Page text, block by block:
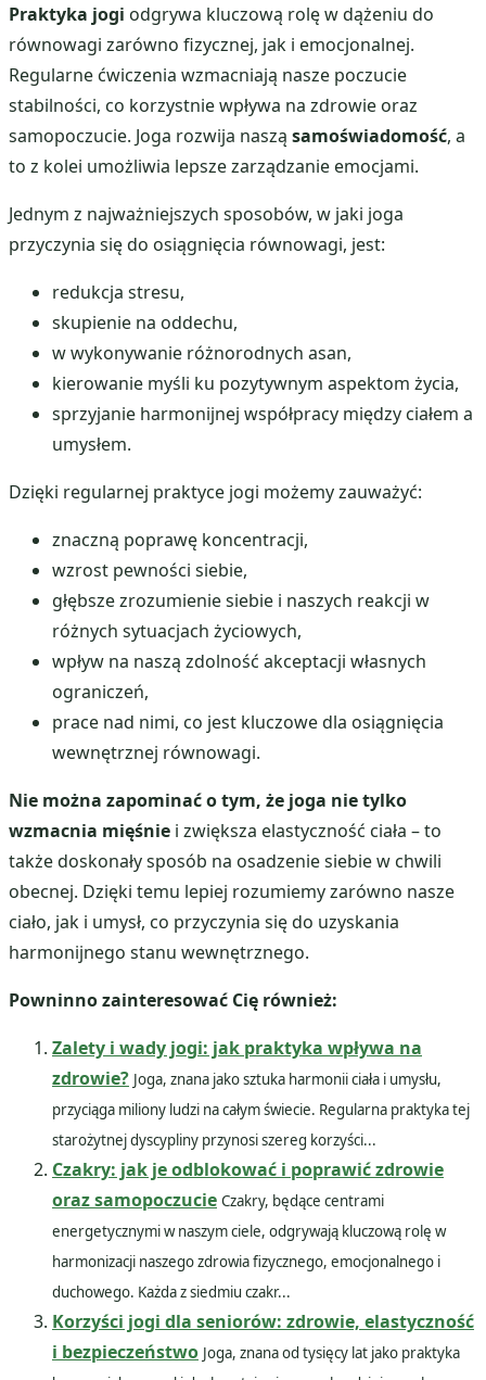
Praktyka jogi odgrywa kluczową rolę w dążeniu do
równowagi zarówno fizycznej, jak i emocjonalnej.
Regularne ćwiczenia wzmacniają nasze poczucie
stabilności, co korzystnie wpływa na zdrowie oraz
samopoczucie. Joga rozwija naszą samoświadomość, a
to z kolei umożliwia lepsze zarządzanie emocjami.
Jednym z najważniejszych sposobów, w jaki joga
przyczynia się do osiągnięcia równowagi, jest:
redukcja stresu,
skupienie na oddechu,
w wykonywanie różnorodnych asan,
kierowanie myśli ku pozytywnym aspektom życia,
sprzyjanie harmonijnej współpracy między ciałem a
umysłem.
Dzięki regularnej praktyce jogi możemy zauważyć:
znaczną poprawę koncentracji,
wzrost pewności siebie,
głębsze zrozumienie siebie i naszych reakcji w
różnych sytuacjach życiowych,
wpływ na naszą zdolność akceptacji własnych
ograniczeń,
prace nad nimi, co jest kluczowe dla osiągnięcia
wewnętrznej równowagi.
Nie można zapominać o tym, że joga nie tylko
wzmacnia mięśnie i zwiększa elastyczność ciała – to
także doskonały sposób na osadzenie siebie w chwili
obecnej. Dzięki temu lepiej rozumiemy zarówno nasze
ciało, jak i umysł, co przyczynia się do uzyskania
harmonijnego stanu wewnętrznego.
Powninno zainteresować Cię również:
Zalety i wady jogi: jak praktyka wpływa na
zdrowie? Joga, znana jako sztuka harmonii ciała i umysłu,
przyciąga miliony ludzi na całym świecie. Regularna praktyka tej
starożytnej dyscypliny przynosi szereg korzyści...
Czakry: jak je odblokować i poprawić zdrowie
oraz samopoczucie Czakry, będące centrami
energetycznymi w naszym ciele, odgrywają kluczową rolę w
harmonizacji naszego zdrowia fizycznego, emocjonalnego i
duchowego. Każda z siedmiu czakr...
Korzyści jogi dla seniorów: zdrowie, elastyczność
i bezpieczeństwo Joga, znana od tysięcy lat jako praktyka